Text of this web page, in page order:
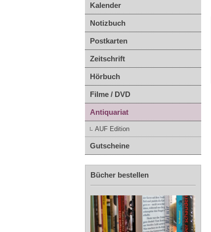
Kalender
Notizbuch
Postkarten
Zeitschrift
Hörbuch
Filme / DVD
Antiquariat
AUF Edition
Gutscheine
Bücher bestellen